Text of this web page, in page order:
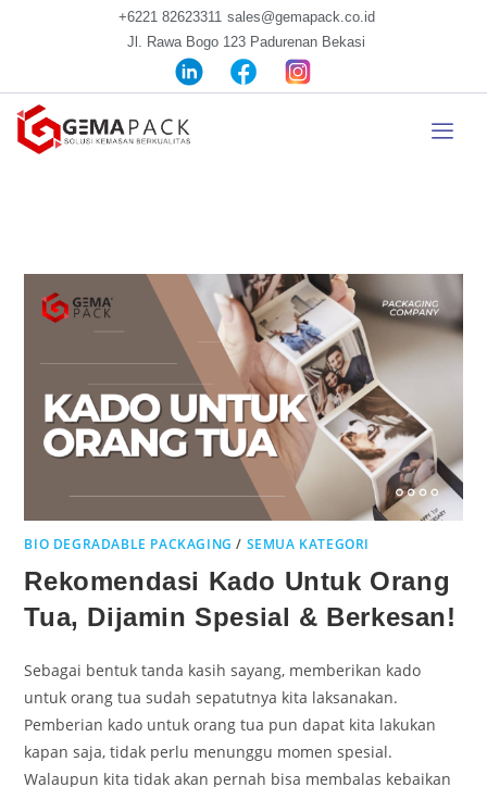
+6221 82623311 sales@gemapack.co.id
Jl. Rawa Bogo 123 Padurenan Bekasi
BIO DEGRADABLE PACKAGING / SEMUA KATEGORI
Rekomendasi Kado Untuk Orang
Tua, Dijamin Spesial & Berkesan!
Sebagai bentuk tanda kasih sayang, memberikan kado
untuk orang tua sudah sepatutnya kita laksanakan.
Pemberian kado untuk orang tua pun dapat kita lakukan
kapan saja, tidak perlu menunggu momen spesial.
Walaupun kita tidak akan pernah bisa membalas kebaikan